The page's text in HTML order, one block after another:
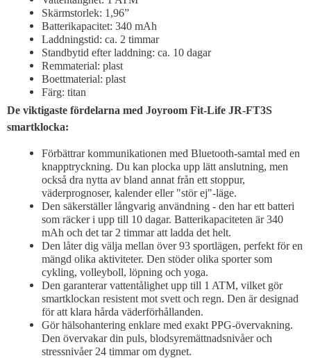
Skärmstorlek: 1,96”
Batterikapacitet: 340 mAh
Laddningstid: ca. 2 timmar
Standbytid efter laddning: ca. 10 dagar
Remmaterial: plast
Boettmaterial: plast
Färg: titan
De viktigaste fördelarna med Joyroom Fit-Life JR-FT3S
smartklocka:
Förbättrar kommunikationen med Bluetooth-samtal med en
knapptryckning. Du kan plocka upp lätt anslutning, men
också dra nytta av bland annat från ett stoppur,
väderprognoser, kalender eller "stör ej"-läge.
Den säkerställer långvarig användning - den har ett batteri
som räcker i upp till 10 dagar. Batterikapaciteten är 340
mAh och det tar 2 timmar att ladda det helt.
Den låter dig välja mellan över 93 sportlägen, perfekt för en
mängd olika aktiviteter. Den stöder olika sporter som
cykling, volleyboll, löpning och yoga.
Den garanterar vattentålighet upp till 1 ATM, vilket gör
smartklockan resistent mot svett och regn. Den är designad
för att klara hårda väderförhållanden.
Gör hälsohantering enklare med exakt PPG-övervakning.
Den övervakar din puls, blodsyremättnadsnivåer och
stressnivåer 24 timmar om dygnet.